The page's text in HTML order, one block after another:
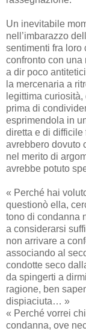
Un inevitabile
nell’imbarazzo
sentimenti fra loro
confronto con una
a dir poco
la mercenaria a
legittima
prima di
esprimendola in
diretta e di difficile
avrebbero dovuto
nel merito di
avrebbe potuto
« Perché hai
questionò ella,
tono di condanna
a considerarsi
non arrivare a
associando al
condotte seco
da spingerti a
ragione, ben
dispiaciuta… »
« Perché vorrei
condanna, ove